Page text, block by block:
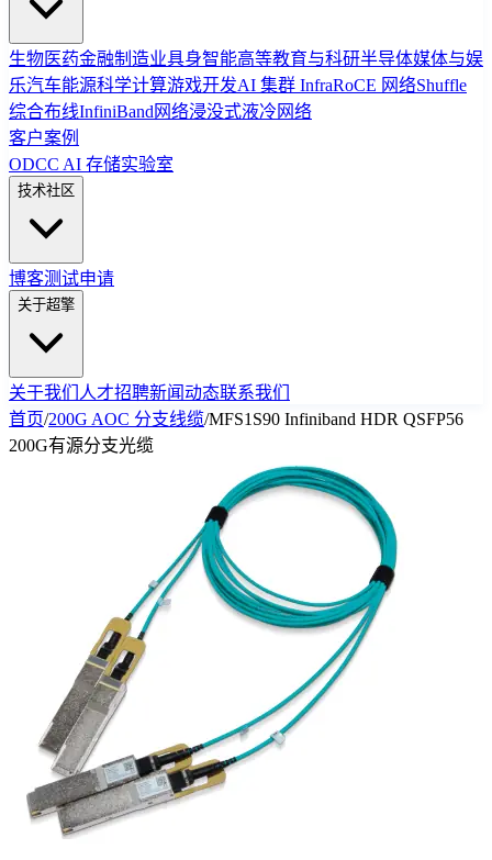
生物医药金融制造业具身智能高等教育与科研半导体媒体与娱
乐汽车能源科学计算游戏开发AI 集群 InfraRoCE 网络Shuffle
综合布线InfiniBand网络浸没式液冷网络
客户案例
ODCC AI 存储实验室
技术社区
博客测试申请
关于超擎
关于我们 人才招聘新闻动态联系我们
首页/200G AOC 分支线缆/MFS1S90 Infiniband HDR QSFP56
200G有源分支光缆